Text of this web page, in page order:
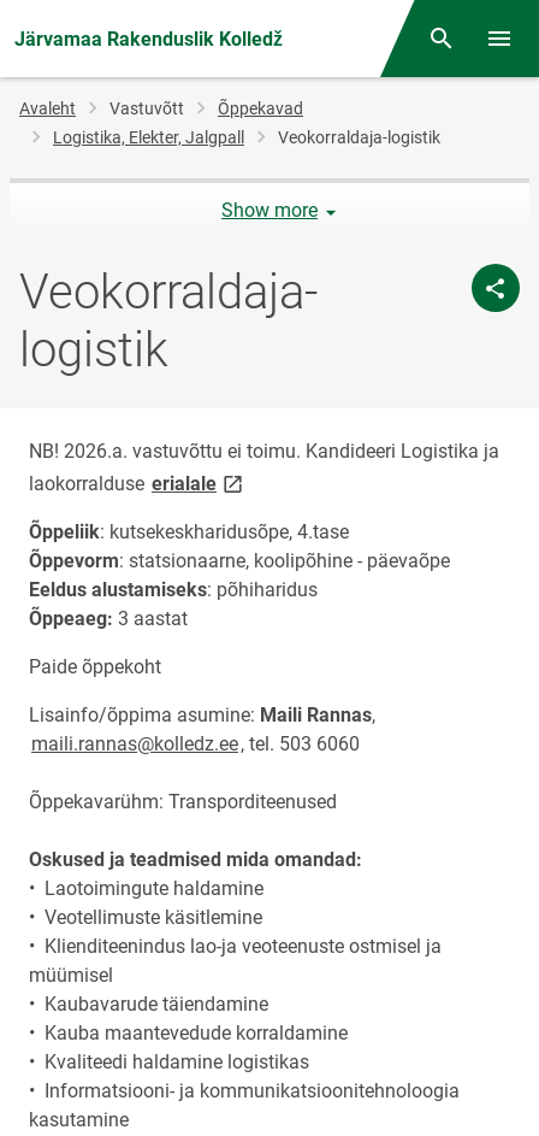
Järvamaa Rakenduslik Kolledž Otsing
Jälglink
Avaleht Vastuvõtt
Õppekavad
Logistika, Elekter, Jalgpall
Veokorraldaja-logistik
Veokorraldaja-
logistik
Show more
NB! 2026.a. vastuvõttu ei toimu. Kandideeri Logistika ja
laokorralduse erialale link opens on new page
Õppeliik: kutsekeskharidusõpe, 4.tase
Õppevorm: statsionaarne, koolipõhine - päevaõpe
Eeldus alustamiseks: põhiharidus
Õppeaeg: 3 aastat
Paide õppekoht
Lisainfo/õppima asumine: Maili Rannas,
maili.rannas@kolledz.ee, tel. 503 6060
Õppekavarühm: Transporditeenused
Oskused ja teadmised mida omandad:
• Laotoimingute haldamine
• Veotellimuste käsitlemine
• Klienditeenindus lao-ja veoteenuste ostmisel ja
müümisel
• Kaubavarude täiendamine
• Kauba maantevedude korraldamine
• Kvaliteedi haldamine logistikas
• Informatsiooni- ja kommunikatsioonitehnoloogia
kasutamine